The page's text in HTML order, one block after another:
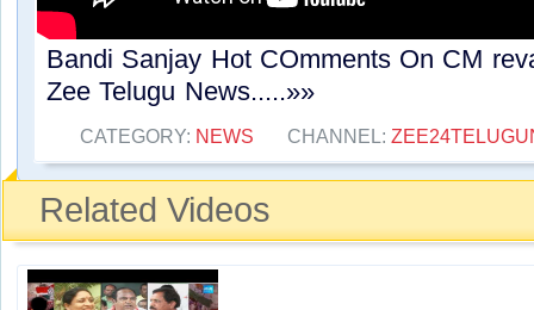
Bandi Sanjay Hot COmments On CM
Zee Telugu News.....»»
CATEGORY: NEWS CHANNEL:
Related Videos